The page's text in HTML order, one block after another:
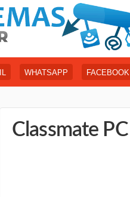
WHATSAPP FACEBOOK
Classmate